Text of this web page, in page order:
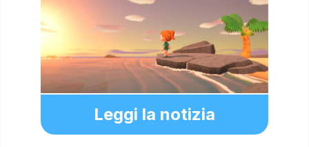
Leggi la notizia